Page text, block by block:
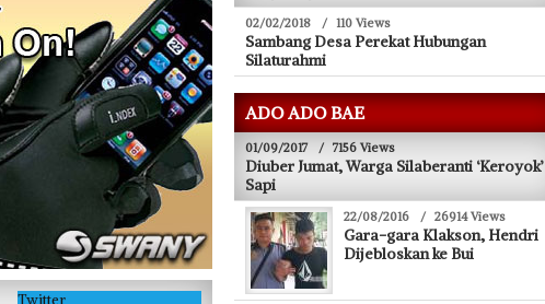
Twitter
02/02/2018 / 110 Views
Sambang Desa Perekat Hubungan
Silaturahmi
ADO ADO BAE
01/09/2017 / 7156 Views
Diuber Jumat, Warga Silaberanti ‘Keroyok’
Sapi
22/08/2016 / 26914 Views
Gara-gara Klakson, Hendri
Dijebloskan ke Bui